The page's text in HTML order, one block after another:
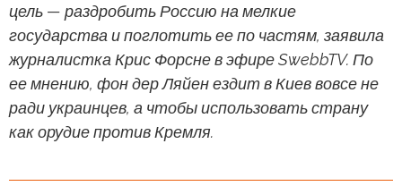
цель — раздробить Россию на мелкие
государства и поглотить ее по частям, заявила
журналистка Крис Форсне в эфире SwebbTV. По
ее мнению, фон дер Ляйен ездит в Киев вовсе не
ради украинцев, а чтобы использовать страну
как орудие против Кремля.